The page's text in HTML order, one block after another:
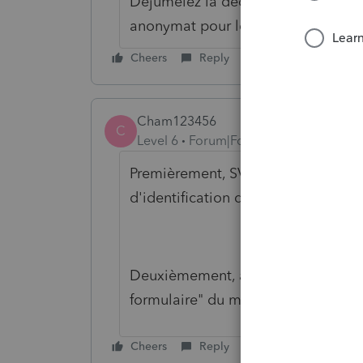
anonymat pour le client
Cheers Reply
C
Cham123456
Level 6
Forum|Forum|6 years ago
Premièrement, SVP faire attention
d'identification de vos clients.
Deuxièmement, avez-vous essayé
formulaire" du menu "Formulaires".
Cheers Reply